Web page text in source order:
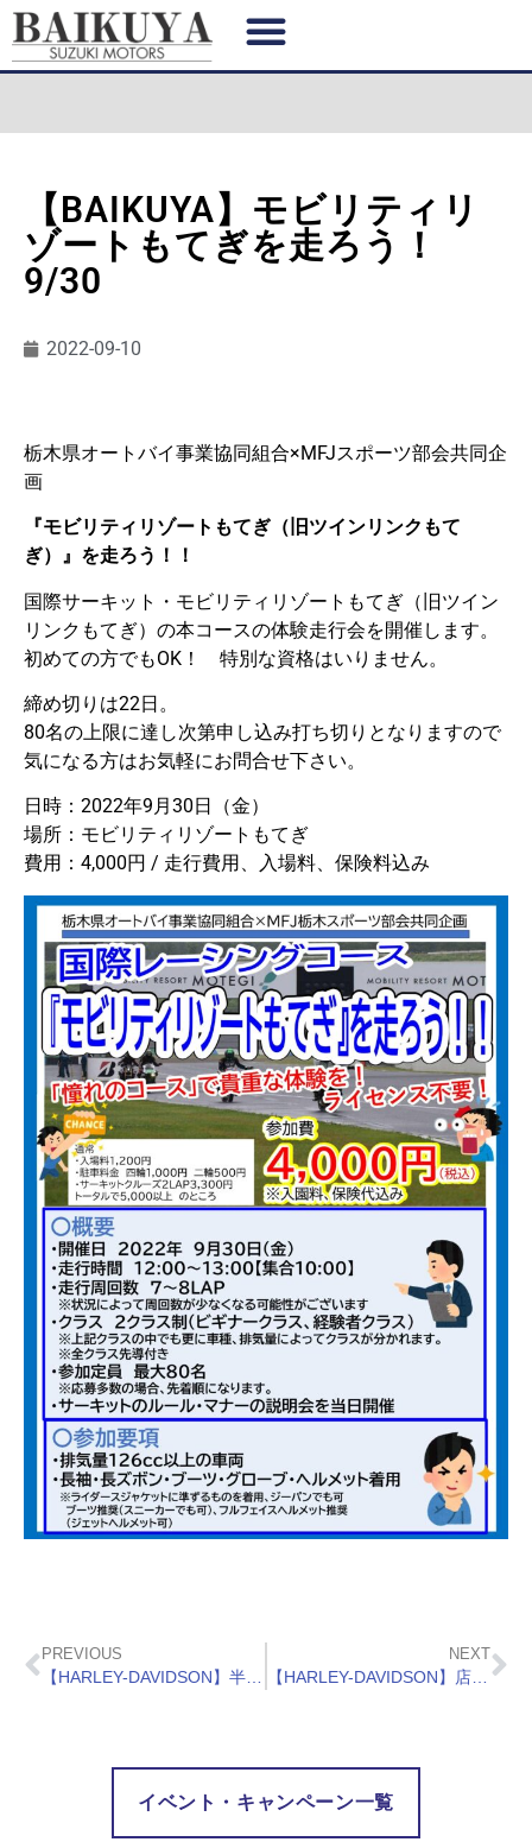
【BAIKUYA】モビリティリ
ゾートもてぎを走ろう！
9/30
2022-09-10
栃木県オートバイ事業協同組合×MFJスポーツ部会共同企
画
『モビリティリゾートもてぎ（旧ツインリンクもて
ぎ）』を走ろう！！
国際サーキット・モビリティリゾートもてぎ（旧ツイン
リンクもてぎ）の本コースの体験走行会を開催します。
初めての方でもOK！ 特別な資格はいりません。
締め切りは22日。
80名の上限に達し次第申し込み打ち切りとなりますので
気になる方はお気軽にお問合せ下さい。
日時：2022年9月30日（金）
場所：モビリティリゾートもてぎ
費用：4,000円 / 走行費用、入場料、保険料込み
PREVIOUS NEXT
イベント・キャンペーン一覧